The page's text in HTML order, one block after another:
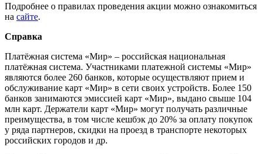
Подробнее о правилах проведения акции можно ознакомиться
на сайте.
Справка
Платёжная система «Мир» – российская национальная
платёжная система. Участниками платежной системы «Мир»
являются более 260 банков, которые осуществляют прием и
обслуживание карт «Мир» в сети своих устройств. Более 150
банков занимаются эмиссией карт «Мир», выдано свыше 104
млн карт. Держатели карт «Мир» могут получать различные
преимущества, в том числе кешбэк до 20% за оплату покупок
у ряда партнеров, скидки на проезд в транспорте некоторых
российских городов и др.